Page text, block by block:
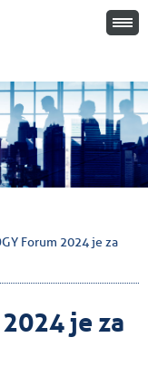
Forum 2024 je za
2024 je za